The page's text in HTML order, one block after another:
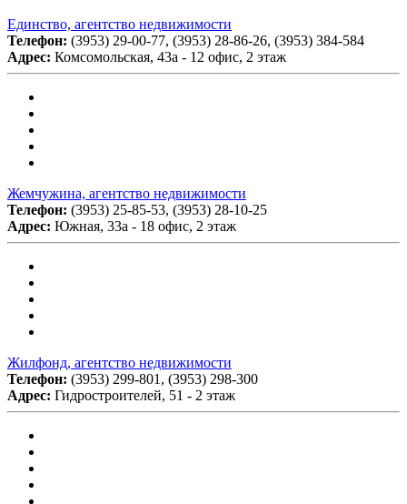
Единство, агентство недвижимости
Телефон: (3953) 29-00-77, (3953) 28-86-26, (3953) 384-584
Адрес: Комсомольская, 43а - 12 офис, 2 этаж
Жемчужина, агентство недвижимости
Телефон: (3953) 25-85-53, (3953) 28-10-25
Адрес: Южная, 33а - 18 офис, 2 этаж
Жилфонд, агентство недвижимости
Телефон: (3953) 299-801, (3953) 298-300
Адрес: Гидростроителей, 51 - 2 этаж